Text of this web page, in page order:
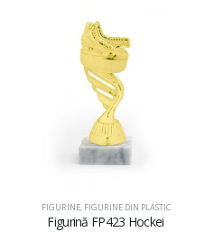
FIGURINE, FIGURINE DIN PLASTIC
Figurină FP423 Hockei